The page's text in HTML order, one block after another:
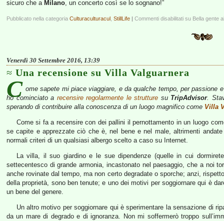
sicuro che a Milano, un concerto così se lo sognano!”
Pubblicato nella categoria Culturaculturacul StillLife | Commenti disabilitati su Bella gente
Venerdì 30 Settembre 2016, 13:39
Una recensione su Villa Valguarnera
C ome sapete mi piace viaggiare, e da qualche tempo, per
ho cominciato a recensire regolarmente le strutture su TripAdvisor.
sperando di contribuire alla conoscenza di un luogo magnifico come Villa
Come si fa a recensire con dei pallini il pernottamento in un luogo
se capite e apprezzate ciò che è, nel bene e nel male, altrimenti
normali criteri di un qualsiasi albergo scelto a caso su Internet.
La villa, il suo giardino e le sue dipendenze (quelle in cui
settecentesco di grande armonia, incastonato nel paesaggio, che a noi
anche rovinate dal tempo, ma non certo degradate o sporche; anzi,
della proprietà, sono ben tenute; e uno dei motivi per soggiornare qui è
un bene del genere.
Un altro motivo per soggiornare qui è sperimentare la sensazione di
da un mare di degrado e di ignoranza. Non mi soffermerò troppo